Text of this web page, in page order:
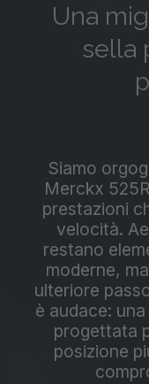
Una
sella
Siamo
Merckx
prestazioni
velocità.
restano
moderne,
ulteriore
è audace:
progettata
posizione